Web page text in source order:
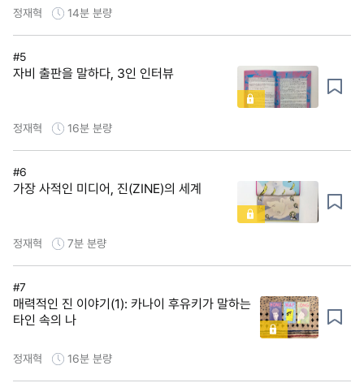
정재혁 14분 분량
#5
자비 출판을 말하다, 3인 인터뷰
정재혁 16분 분량
#6
가장 사적인 미디어, 진(ZINE)의 세계
정재혁 7분 분량
#7
매력적인 진 이야기(1): 카나이 후유키가 말하는
타인 속의 나
정재혁 16분 분량